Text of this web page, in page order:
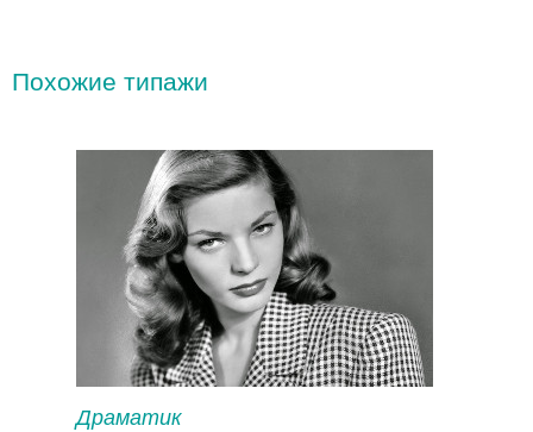
Похожие типажи
Драматик